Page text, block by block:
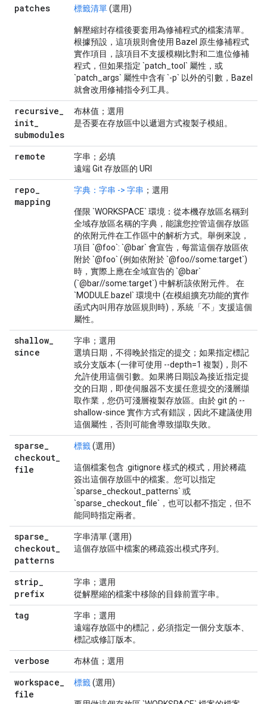
patches 標籤清單(選用)
解壓縮封存檔後要套用為修補程式的檔案清單。
根據預設，這項規則會使用 Bazel 原生修補程式
實作項目，該項目不支援模糊比對和二進位修補
程式，但如果指定 `patch_tool` 屬性，或
`patch_args` 屬性中含有 `-p` 以外的引數，Bazel
就會改用修補指令列工具。
recursive_
init_
submodules
布林值；選用
是否要在存放區中以遞迴方式複製子模組。
remote
字串；必填
遠端 Git 存放區的 URI
repo_
mapping
字典：字串 -> 字串 ；選用
僅限 `WORKSPACE` 環境：從本機存放區名稱到
全域存放區名稱的字典，能讓您控管這個存放區
的依附元件在工作區中的解析方式。舉例來說，
項目 `@foo`: `@bar` 會宣告，每當這個存放區依
附於 `@foo` (例如依附於 `@foo//some:target`)
時，實際上應在全域宣告的 `@bar`
(`@bar//some:target`) 中解析該依附元件。 在
`MODULE.bazel` 環境中 (在模組擴充功能的實作
函式內叫用存放區規則時)，系統「不」支援這個
屬性。
shallow_
since
字串；選用
選填日期，不得晚於指定的提交；如果指定標記
或分支版本 (一律可使用 --depth=1 複製)，則不
允許使用這個引數。如果將日期設為接近指定提
交的日期，即使伺服器不支援任意提交的淺層擷
取作業，您仍可淺層複製存放區。由於 git 的 --
shallow-since 實作方式有錯誤，因此不建議使用
這個屬性，否則可能會導致擷取失敗。
sparse_
checkout_
file
標籤(選用)
這個檔案包含 .gitignore 樣式的模式，用於稀疏
簽出這個存放區中的檔案。您可以指定
`sparse_checkout_patterns` 或
`sparse_checkout_file`，也可以都不指定，但不
能同時指定兩者。
sparse_
checkout_
patterns
字串清單 (選用)
這個存放區中檔案的稀疏簽出模式序列。
strip_
prefix
字串；選用
從解壓縮的檔案中移除的目錄前置字串。
tag
字串；選用
遠端存放區中的標記，必須指定一個分支版本、
標記或修訂版本。
verbose 布林值；選用
workspace_
file
標籤(選用)